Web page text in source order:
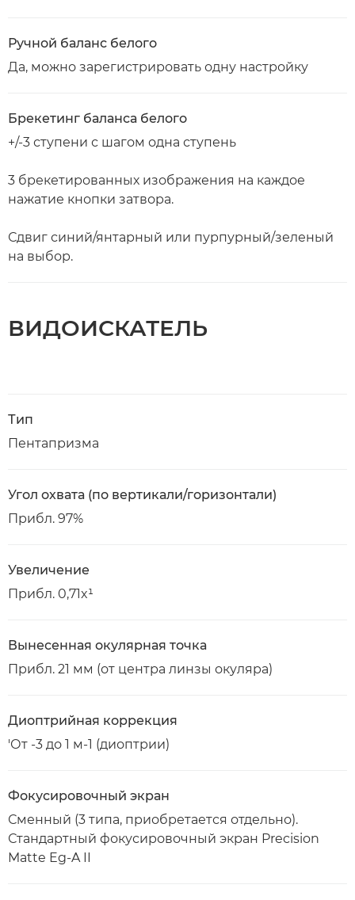
Ручной баланс белого
Да, можно зарегистрировать одну настройку
Брекетинг баланса белого
+/-3 ступени с шагом одна ступень
3 брекетированных изображения на каждое
нажатие кнопки затвора.
Сдвиг синий/янтарный или пурпурный/зеленый
на выбор.
ВИДОИСКАТЕЛЬ
Тип
Пентапризма
Угол охвата (по вертикали/горизонтали)
Прибл. 97%
Увеличение
Прибл. 0,71x¹
Вынесенная окулярная точка
Прибл. 21 мм (от центра линзы окуляра)
Диоптрийная коррекция
'От -3 до 1 м-1 (диоптрии)
Фокусировочный экран
Сменный (3 типа, приобретается отдельно).
Стандартный фокусировочный экран Precision
Matte Eg-A II